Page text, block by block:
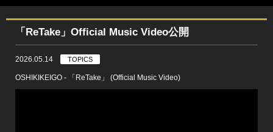
「ReTake」Official Music Video公開
2026.05.14 TOPICS
OSHIKIKEIGO - 「ReTake」 (Official Music Video)